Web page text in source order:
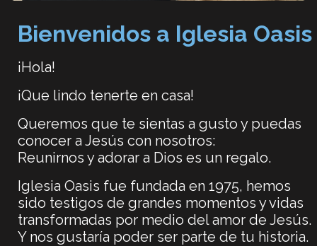
Bienvenidos a Iglesia Oasis
¡Hola!
¡Que lindo tenerte en casa!
Queremos que te sientas a gusto y puedas
conocer a Jesús con nosotros:
Reunirnos y adorar a Dios es un regalo.
Iglesia Oasis fue fundada en 1975, hemos
sido testigos de grandes momentos y vidas
transformadas por medio del amor de Jesús.
Y nos gustaría poder ser parte de tu historia.